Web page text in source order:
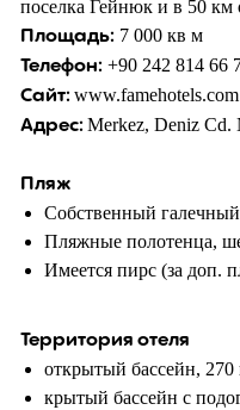
поселка Гейнюк и в 50 км
Площадь: 7 000 кв м
Телефон: +90 242 814 66
Сайт: www.famehotels.com
Адрес: Merkez, Deniz Cd.
Пляж
Собственный
Пляжные полотенца,
Имеется пирс (за доп.
Территория отеля
открытый бассейн,
крытый бассейн с